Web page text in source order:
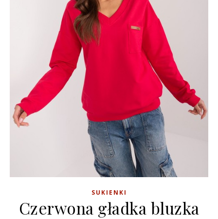
SUKIENKI
Czerwona gładka bluzka